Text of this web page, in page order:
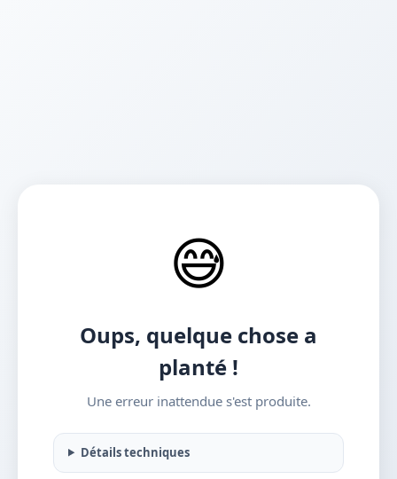
😅
Oups, quelque chose a
planté !
Une erreur inattendue s'est produite.
Détails techniques